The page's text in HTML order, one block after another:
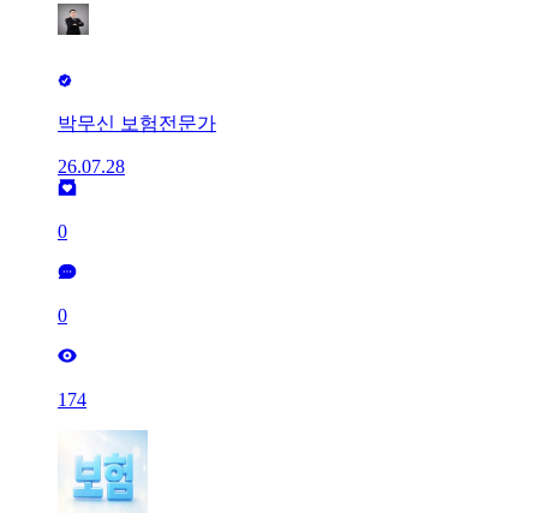
박무신 보험전문가
26.07.28
0
0
174